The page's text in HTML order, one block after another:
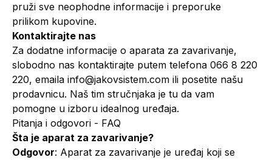
pruži sve neophodne informacije i preporuke
prilikom kupovine.
Kontaktirajte nas
Za dodatne informacije o aparata za zavarivanje,
slobodno nas kontaktirajte putem telefona 066 8 220
220, emaila info@jakovsistem.com ili posetite našu
prodavnicu. Naš tim stručnjaka je tu da vam
pomogne u izboru idealnog uređaja.
Pitanja i odgovori - FAQ
Šta je aparat za zavarivanje?
Odgovor: Aparat za zavarivanje je uređaj koji se